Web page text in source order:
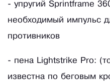
- упругий Sprintframe
необходимый импульс
противников
- пена Lightstrike Pro:
известна по беговым